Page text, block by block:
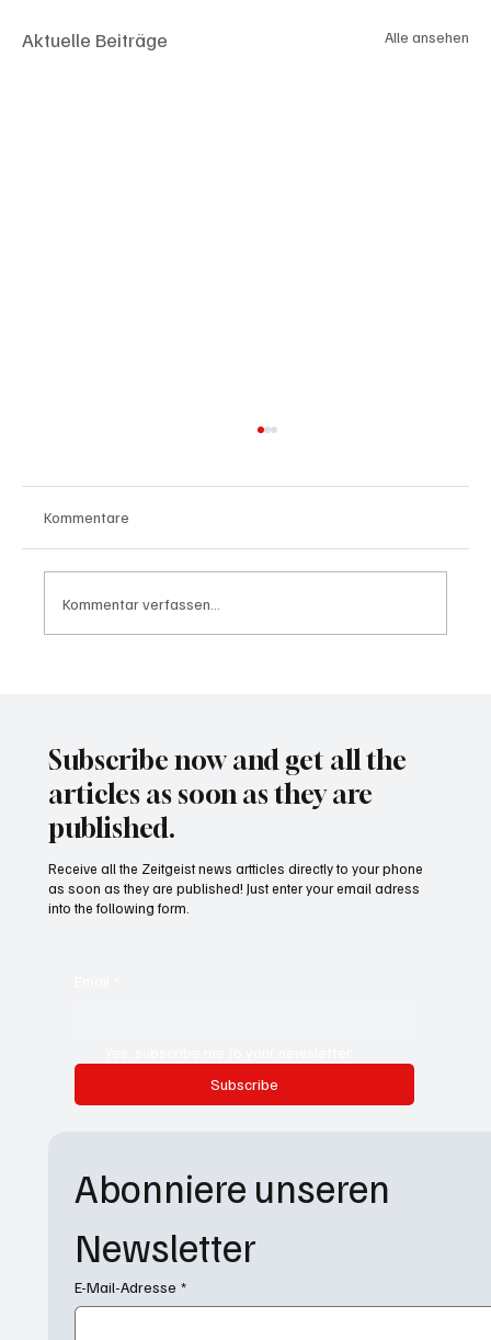
Aktuelle Beiträge Alle ansehen
Kommentare
Kommentar verfassen...
Subscribe now and get all the
articles as soon as they are
published.
Subscribe
Receive all the Zeitgeist news artticles directly to your phone
as soon as they are published! Just enter your email adress
into the following form.
Abonniere unseren
Newsletter
E-Mail-Adresse *